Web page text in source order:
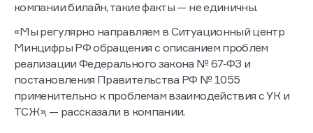
операторы связи. Как уточнили в пресс-службе
«Мы регулярно направляем в Ситуационный центр
Минцифры РФ обращения с описанием проблем
реализации Федерального закона № 67-ФЗ и
постановления Правительства РФ № 1055
применительно к проблемам взаимодействия с УК и